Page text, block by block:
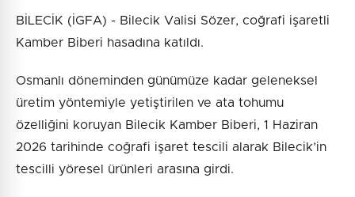
BİLECİK (İGFA) - Bilecik Valisi Sözer, coğrafi işaretli
Kamber Biberi hasadına katıldı.
Osmanlı döneminden günümüze kadar geleneksel
üretim yöntemiyle yetiştirilen ve ata tohumu
özelliğini koruyan Bilecik Kamber Biberi, 1 Haziran
2026 tarihinde coğrafi işaret tescili alarak Bilecik’in
tescilli yöresel ürünleri arasına girdi.